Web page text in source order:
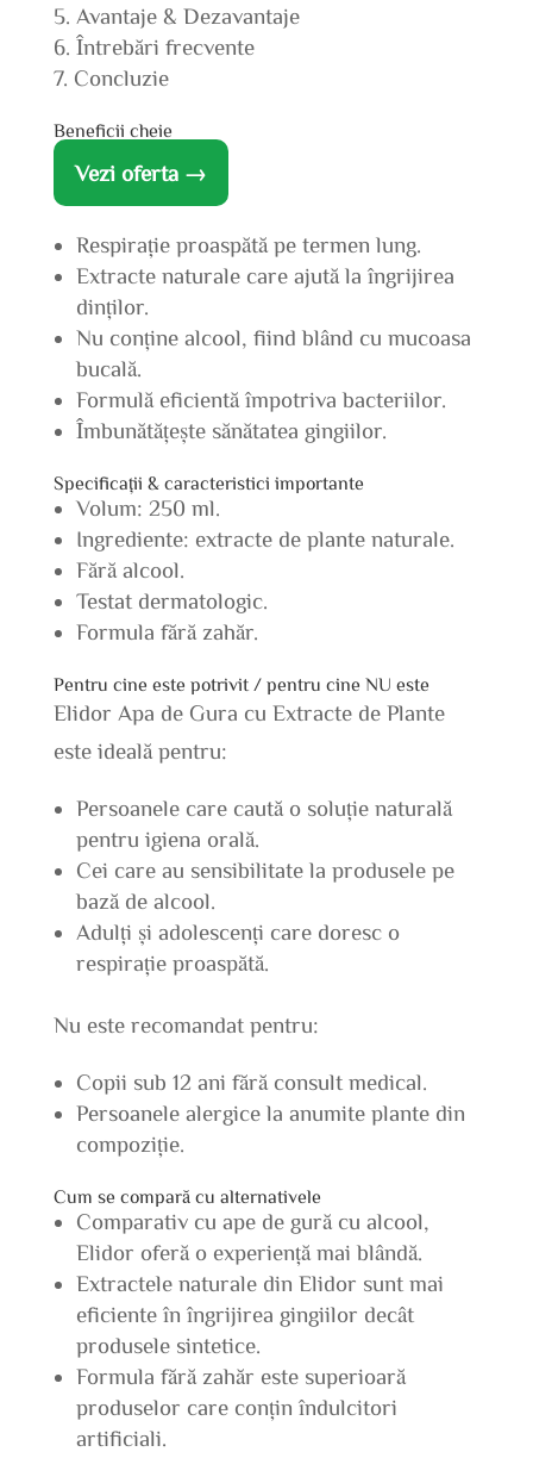
Avantaje & Dezavantaje
Întrebări frecvente
Concluzie
Beneficii cheie
Vezi oferta →
Respirație proaspătă pe termen lung.
Extracte naturale care ajută la îngrijirea
dinților.
Nu conține alcool, fiind blând cu mucoasa
bucală.
Formulă eficientă împotriva bacteriilor.
Îmbunătățește sănătatea gingiilor.
Specificații & caracteristici importante
Volum: 250 ml.
Ingrediente: extracte de plante naturale.
Fără alcool.
Testat dermatologic.
Formula fără zahăr.
Pentru cine este potrivit / pentru cine NU este
Elidor Apa de Gura cu Extracte de Plante
este ideală pentru:
Persoanele care caută o soluție naturală
pentru igiena orală.
Cei care au sensibilitate la produsele pe
bază de alcool.
Adulți și adolescenți care doresc o
respirație proaspătă.
Nu este recomandat pentru:
Copii sub 12 ani fără consult medical.
Persoanele alergice la anumite plante din
compoziție.
Cum se compară cu alternativele
Comparativ cu ape de gură cu alcool,
Elidor oferă o experiență mai blândă.
Extractele naturale din Elidor sunt mai
eficiente în îngrijirea gingiilor decât
produsele sintetice.
Formula fără zahăr este superioară
produselor care conțin îndulcitori
artificiali.